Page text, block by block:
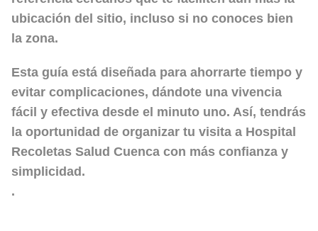
ubicación del sitio, incluso si no conoces bien
la zona.
Esta guía está diseñada para ahorrarte tiempo y
evitar complicaciones, dándote una vivencia
fácil y efectiva desde el minuto uno. Así, tendrás
la oportunidad de organizar tu visita a Hospital
Recoletas Salud Cuenca con más confianza y
simplicidad.
.